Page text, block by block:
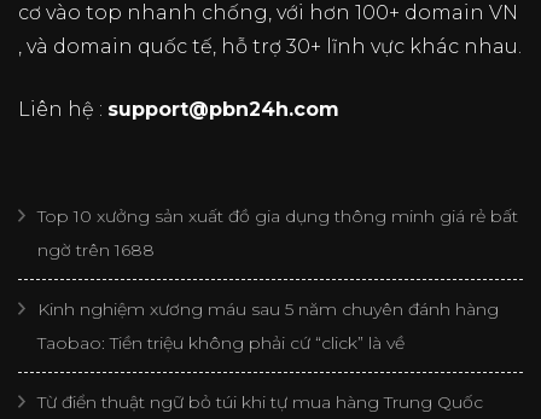
cơ vào top nhanh chống, với hơn 100+ domain VN
, và domain quốc tế, hỗ trợ 30+ lĩnh vực khác nhau.
Liên hệ : support@pbn24h.com
Top 10 xưởng sản xuất đồ gia dụng thông minh giá rẻ bất
ngờ trên 1688
Kinh nghiệm xương máu sau 5 năm chuyên đánh hàng
Taobao: Tiền triệu không phải cứ “click” là về
Từ điển thuật ngữ bỏ túi khi tự mua hàng Trung Quốc